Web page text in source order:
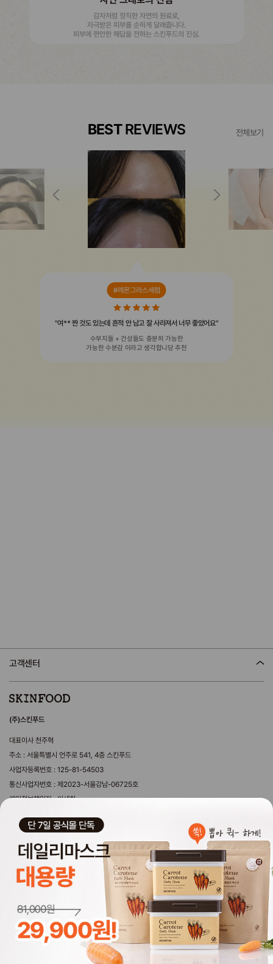
감자처럼 정직한 자연의 원료로,
자극받은 피부를 순하게 달래줍니다.
피부에 편안한 해답을 전하는 스킨푸드의 진심.
BESTREVIEWS 전체보기
#레몬그라스세럼
"여** 짠 것도 있는데 흔적 안 남고 잘 사라져서 너무 좋았어요"
수부지들 + 건성들도 충분히 가능한
가능한 수분감 이라고 생각합니당 추천
고객센터
(주)스킨푸드
대표이사 천주혁
주소 : 서울특별시 언주로 541, 4층 스킨푸드
사업자등록번호 : 125-81-54503
통신사업자번호 : 제2023-서울강남-06725호
개인정보책임자 : 이세희
마케팅제휴문의 sf_mkt@theskinfood.com
국내영업 문의 byeongwoo@theskinfood.com
해외영업 문의 overseas@theskinfood.com
copyrightⓒ2025 SKINFOOD. all rights reserved. Design by 디자인위브.